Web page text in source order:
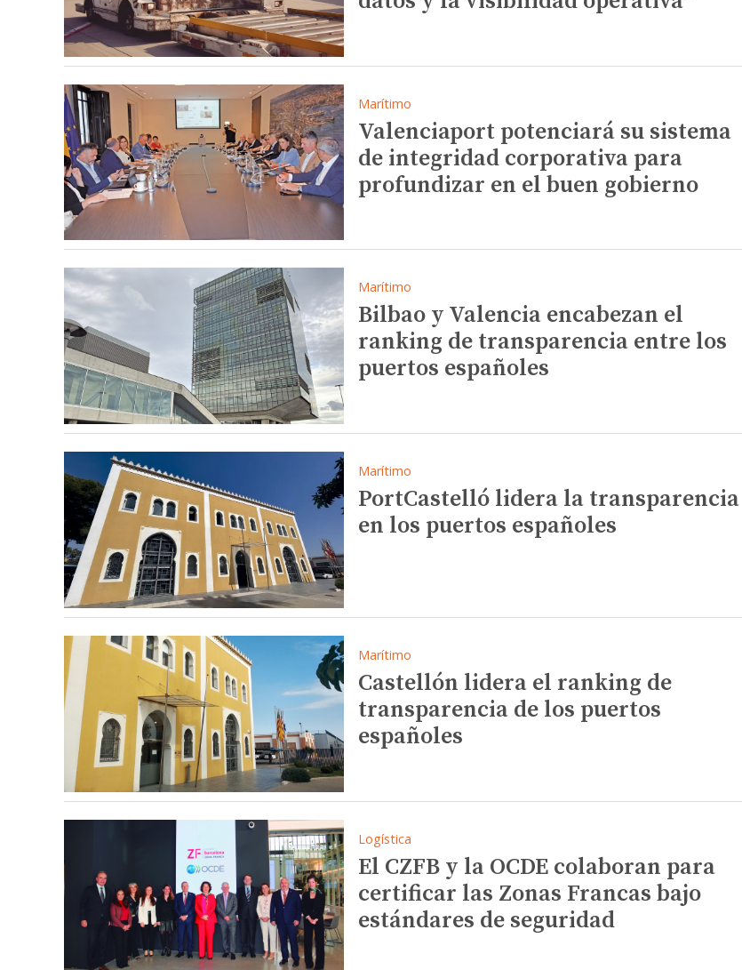
Marítimo
Valenciaport potenciará su sistema
de integridad corporativa para
profundizar en el buen gobierno
Marítimo
Bilbao y Valencia encabezan el
ranking de transparencia entre los
puertos españoles
Marítimo
PortCastelló lidera la transparencia
en los puertos españoles
Marítimo
Castellón lidera el ranking de
transparencia de los puertos
españoles
Logística
El CZFB y la OCDE colaboran para
certificar las Zonas Francas bajo
estándares de seguridad